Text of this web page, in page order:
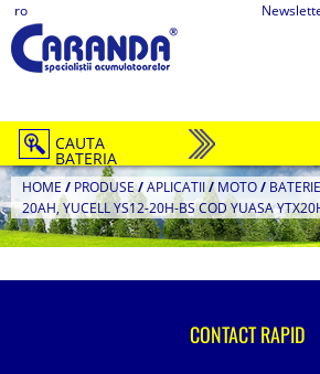
ro
CAUTA
BATERIA
HOME / PRODUSE/APLICATII/MOTO/
20AH, YUCELL YS12-20H-BS COD YUASA
CONTACT RAPID